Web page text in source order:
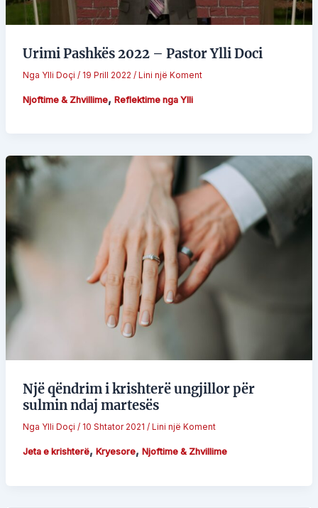
Urimi Pashkës 2022 – Pastor Ylli Doci
Nga Ylli Doçi / 19 Prill 2022 / Lini një Koment
Njoftime & Zhvillime, Reflektime nga Ylli
Një qëndrim i krishterë ungjillor për
sulmin ndaj martesës
Nga Ylli Doçi / 10 Shtator 2021 / Lini një Koment
Jeta e krishterë, Kryesore, Njoftime & Zhvillime